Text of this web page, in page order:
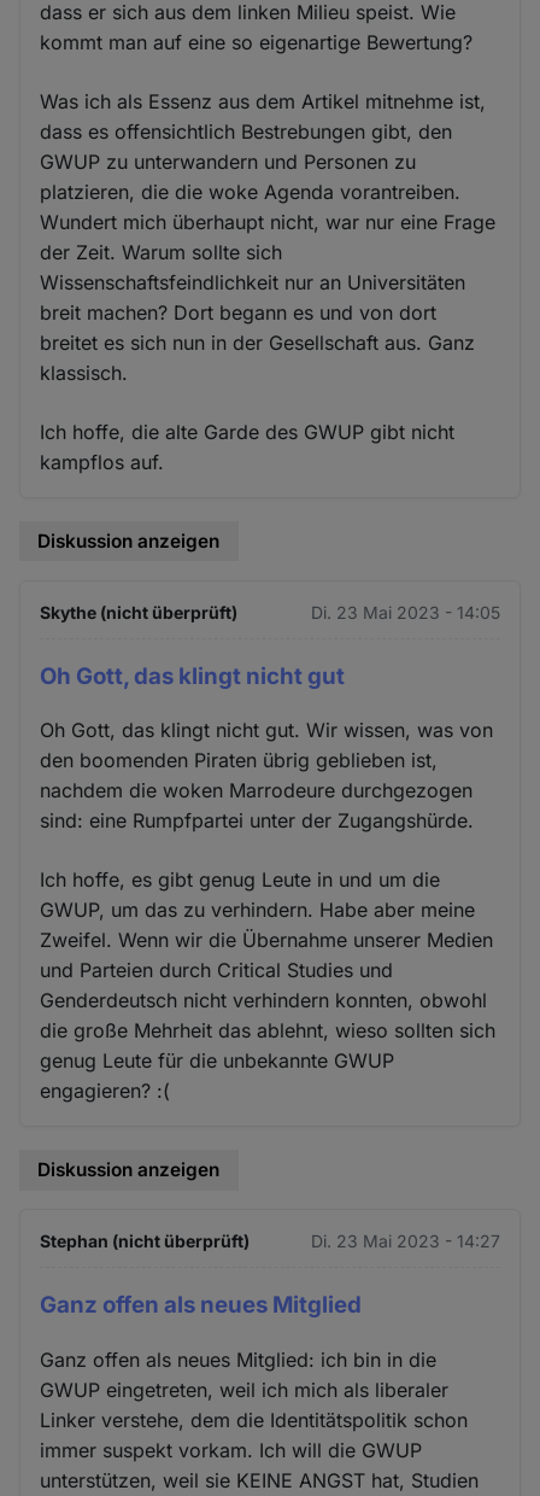
dass er sich aus dem linken Milieu speist. Wie
kommt man auf eine so eigenartige Bewertung?
Was ich als Essenz aus dem Artikel mitnehme ist,
dass es offensichtlich Bestrebungen gibt, den
GWUP zu unterwandern und Personen zu
platzieren, die die woke Agenda vorantreiben.
Wundert mich überhaupt nicht, war nur eine Frage
der Zeit. Warum sollte sich
Wissenschaftsfeindlichkeit nur an Universitäten
breit machen? Dort begann es und von dort
breitet es sich nun in der Gesellschaft aus. Ganz
klassisch.
Ich hoffe, die alte Garde des GWUP gibt nicht
kampflos auf.
Diskussion anzeigen
Skythe (nicht überprüft) Di. 23 Mai 2023 - 14:05
Oh Gott, das klingt nicht gut
Oh Gott, das klingt nicht gut. Wir wissen, was von
den boomenden Piraten übrig geblieben ist,
nachdem die woken Marrodeure durchgezogen
sind: eine Rumpfpartei unter der Zugangshürde.
Ich hoffe, es gibt genug Leute in und um die
GWUP, um das zu verhindern. Habe aber meine
Zweifel. Wenn wir die Übernahme unserer Medien
und Parteien durch Critical Studies und
Genderdeutsch nicht verhindern konnten, obwohl
die große Mehrheit das ablehnt, wieso sollten sich
genug Leute für die unbekannte GWUP
engagieren? :(
Diskussion anzeigen
Stephan (nicht überprüft) Di. 23 Mai 2023 - 14:27
Ganz offen als neues Mitglied
Ganz offen als neues Mitglied: ich bin in die
GWUP eingetreten, weil ich mich als liberaler
Linker verstehe, dem die Identitätspolitik schon
immer suspekt vorkam. Ich will die GWUP
unterstützen, weil sie KEINE ANGST hat, Studien